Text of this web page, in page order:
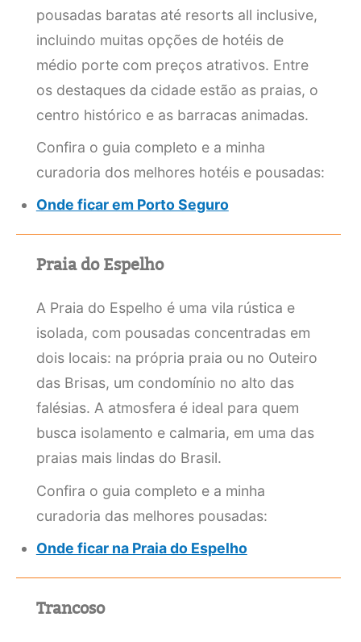
pousadas baratas até resorts all inclusive,
incluindo muitas opções de hotéis de
médio porte com preços atrativos. Entre
os destaques da cidade estão as praias, o
centro histórico e as barracas animadas.
Confira o guia completo e a minha
curadoria dos melhores hotéis e pousadas:
Onde ficar em Porto Seguro
Praia do Espelho
A Praia do Espelho é uma vila rústica e
isolada, com pousadas concentradas em
dois locais: na própria praia ou no Outeiro
das Brisas, um condomínio no alto das
falésias. A atmosfera é ideal para quem
busca isolamento e calmaria, em uma das
praias mais lindas do Brasil.
Confira o guia completo e a minha
curadoria das melhores pousadas:
Onde ficar na Praia do Espelho
Trancoso